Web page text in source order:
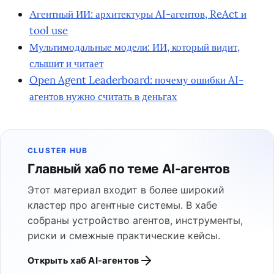
Агентный ИИ: архитектуры AI-агентов, ReAct и
tool use
Мультимодальные модели: ИИ, который видит,
слышит и читает
Open Agent Leaderboard: почему ошибки AI-
агентов нужно считать в деньгах
CLUSTER HUB
Главный хаб по теме AI-агентов
Этот материал входит в более широкий
кластер про агентные системы. В хабе
собраны устройство агентов, инструменты,
риски и смежные практические кейсы.
Открыть хаб AI-агентов